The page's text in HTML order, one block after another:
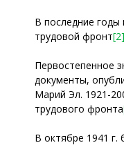
В последние годы
трудовой фронт[2]
Первостепенное
документы,
Марий Эл. 1921-
трудового фронта
В октябре 1941 г.